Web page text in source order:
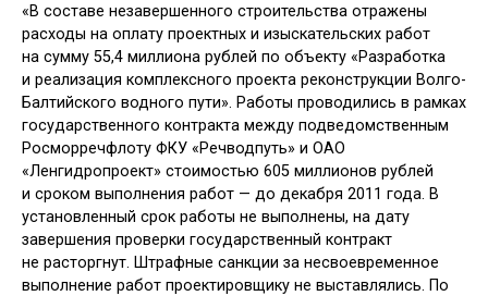
«В составе незавершенного строительства отражены
расходы на оплату проектных и изыскательских работ
на сумму 55,4 миллиона рублей по объекту «Разработка
и реализация комплексного проекта реконструкции Волго-
Балтийского водного пути». Работы проводились в рамках
государственного контракта между подведомственным
Росморречфлоту ФКУ «Речводпуть» и ОАО
«Ленгидропроект» стоимостью 605 миллионов рублей
и сроком выполнения работ — до декабря 2011 года. В
установленный срок работы не выполнены, на дату
завершения проверки государственный контракт
не расторгнут. Штрафные санкции за несвоевременное
выполнение работ проектировщику не выставлялись. По